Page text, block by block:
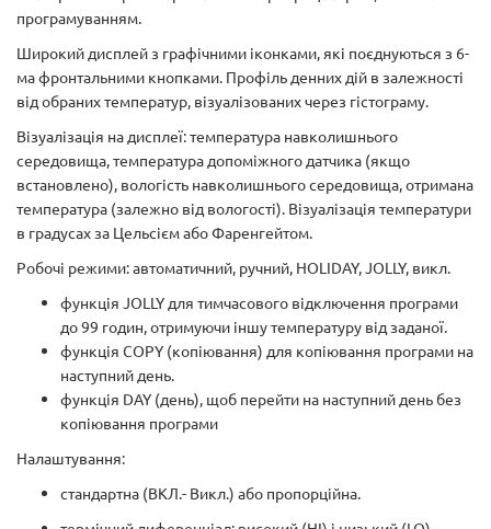
програмуванням.
Широкий дисплей з графічними іконками, які поєднуються з 6-
ма фронтальними кнопками. Профіль денних дій в залежності
від обраних температур, візуалізованих через гістограму.
Візуалізація на дисплеї: температура навколишнього
середовища, температура допоміжного датчика (якщо
встановлено), вологість навколишнього середовища, отримана
температура (залежно від вологості). Візуалізація температури
в градусах за Цельсієм або Фаренгейтом.
Робочі режими: автоматичний, ручний, HOLIDAY, JOLLY, викл.
функція JOLLY для тимчасового відключення програми
до 99 годин, отримуючи іншу температуру від заданої.
функція COPY (копіювання) для копіювання програми на
наступний день.
функція DAY (день), щоб перейти на наступний день без
копіювання програми
Налаштування:
стандартна (ВКЛ.- Викл.) або пропорційна.